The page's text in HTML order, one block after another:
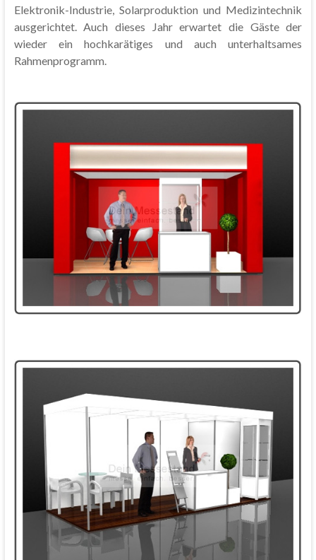
Elektronik-Industrie, Solarproduktion und Medizintechnik
ausgerichtet. Auch dieses Jahr erwartet die Gäste der
wieder ein hochkarätiges und auch unterhaltsames
Rahmenprogramm.